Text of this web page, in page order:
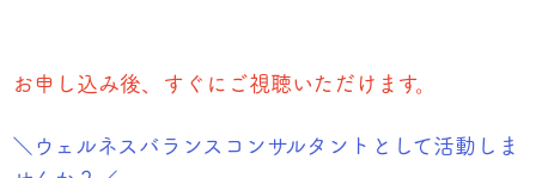
お申し込み後、すぐにご視聴いただけます。
＼ウェルネスバランスコンサルタントとして活動しま